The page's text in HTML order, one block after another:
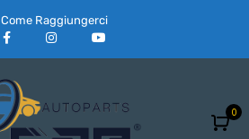
Come Raggiungerci
0